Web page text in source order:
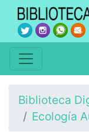
Biblioteca
Ecología